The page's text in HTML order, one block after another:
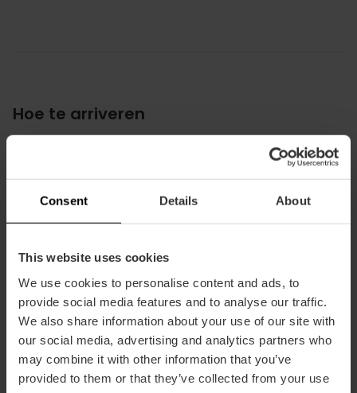
Consent Details About
This website uses cookies
We use cookies to personalise content and ads, to
provide social media features and to analyse our traffic.
We also share information about your use of our site with
our social media, advertising and analytics partners who
may combine it with other information that you’ve
provided to them or that they’ve collected from your use
Hoe te arriveren
Bus
Avinguda de les Balears, 29, València, España